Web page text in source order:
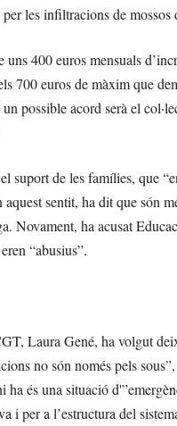
les infiltracions de mossos
400 euros mensuals
700 euros de màxim que
possible acord serà el
suport de les famílies, que
sentit, ha dit que són
Novament, ha acusat
“abusius”.
Laura Gené, ha volgut
no són només pels
ha és una situació
i per a l’estructura del